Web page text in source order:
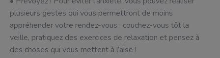
plusieurs gestes qui vous permettront de moins
appréhender votre rendez-vous : couchez-vous tôt la
veille, pratiquez des exercices de relaxation et pensez à
des choses qui vous mettent à l’aise !